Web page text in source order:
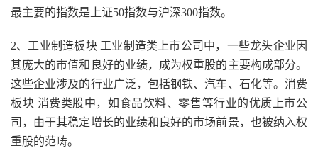
最主要的指数是上证50指数与沪深300指数。
2、工业制造板块 工业制造类上市公司中，一些龙头企业因
其庞大的市值和良好的业绩，成为权重股的主要构成部分。
这些企业涉及的行业广泛，包括钢铁、汽车、石化等。消费
板块 消费类股中，如食品饮料、零售等行业的优质上市公
司，由于其稳定增长的业绩和良好的市场前景，也被纳入权
重股的范畴。